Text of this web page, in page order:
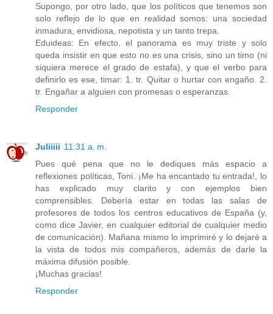
Supongo, por otro lado, que los políticos que tenemos son
solo reflejo de lo que en realidad somos: una sociedad
inmadura, envidiosa, nepotista y un tanto trepa.
Eduideas: En efecto, el panorama es muy triste y solo
queda insistir en que esto no es una crisis, sino un timo (ni
siquiera merece el grado de estafa), y que el verbo para
definirlo es ese, timar: 1. tr. Quitar o hurtar con engaño. 2.
tr. Engañar a alguien con promesas o esperanzas.
Responder
Juliiiii 11:31 a. m.
Pues qué pena que no le dediques más espacio a
reflexiones políticas, Toni. ¡Me ha encantado tu entrada!, lo
has explicado muy clarito y con ejemplos bien
comprensibles. Debería estar en todas las salas de
profesores de todos los centros educativos de España (y,
como dice Javier, en cualquier editorial de cualquier medio
de comunicación). Mañana mismo lo imprimiré y lo dejaré a
la vista de todos mis compañeros, además de darle la
máxima difusión posible.
¡Muchas gracias!
Responder